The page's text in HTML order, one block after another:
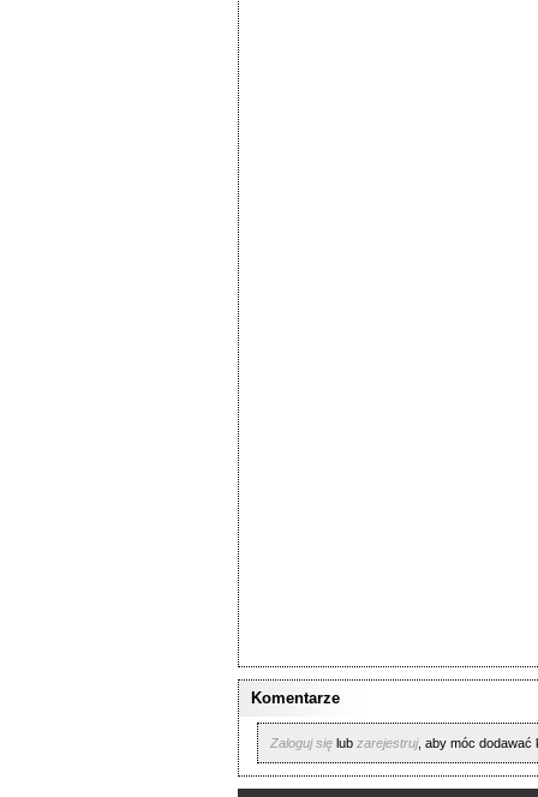
Komentarze
Zaloguj się lub zarejestruj, aby móc dodawać